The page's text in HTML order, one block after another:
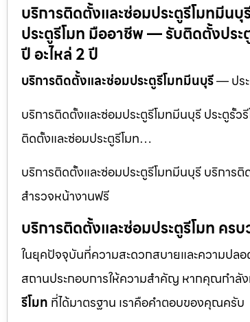
บริการติดตั้งและซ่อมประตูรีโมทมีน
ประตูรีโมท มืออาชีพ — รับติดตั้งประ
ปี อะไหล่ 2 ปี
บริการติดตั้งและซ่อมประตูรีโมทมีนบุรี— ปร
บริการติดตั้งและซ่อมประตูรีโมทมีนบุรี ประตูรั้
ติดตั้งและซ่อมประตูรีโมท…
บริการติดตั้งและซ่อมประตูรีโมทมีนบุรี บริการ
สำรวจหน้างานฟรี
บริการติดตั้งและซ่อมประตูรีโมท คร
ในยุคปัจจุบันที่ความสะดวกสบายและความปล
สถานประกอบการให้ความสำคัญ หากคุณกำลั
รีโมท ที่ได้มาตรฐาน เราคือคำตอบของคุณครับ